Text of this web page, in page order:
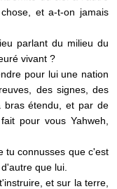
et a-t-on jamais
parlant du milieu du
vivant ?
pour lui une nation
des signes, des
bras étendu, et par de
pour vous Yahweh,
tu connusses que c'est
que lui.
et sur la terre,